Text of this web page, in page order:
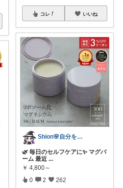
コレ いいね
Shion🌸自分を愛するお買い物
🌿 毎日のセルフケアに✨ マグバ
ーム 最近 ...
￥ 4,800～
0 2 262